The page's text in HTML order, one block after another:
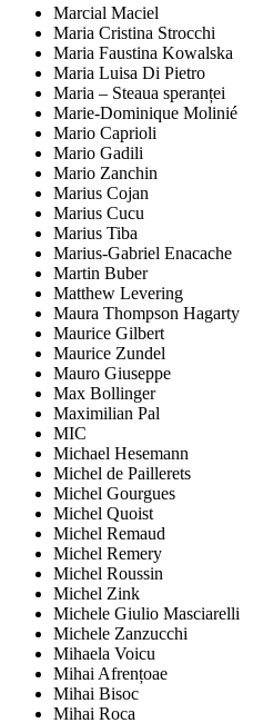
Marcial Maciel
Maria Cristina Strocchi
Maria Faustina Kowalska
Maria Luisa Di Pietro
Maria – Steaua speranței
Marie-Dominique Molinié
Mario Caprioli
Mario Gadili
Mario Zanchin
Marius Cojan
Marius Cucu
Marius Tiba
Marius-Gabriel Enacache
Martin Buber
Matthew Levering
Maura Thompson Hagarty
Maurice Gilbert
Maurice Zundel
Mauro Giuseppe
Max Bollinger
Maximilian Pal
MIC
Michael Hesemann
Michel de Paillerets
Michel Gourgues
Michel Quoist
Michel Remaud
Michel Remery
Michel Roussin
Michel Zink
Michele Giulio Masciarelli
Michele Zanzucchi
Mihaela Voicu
Mihai Afrențoae
Mihai Bisoc
Mihai Roca